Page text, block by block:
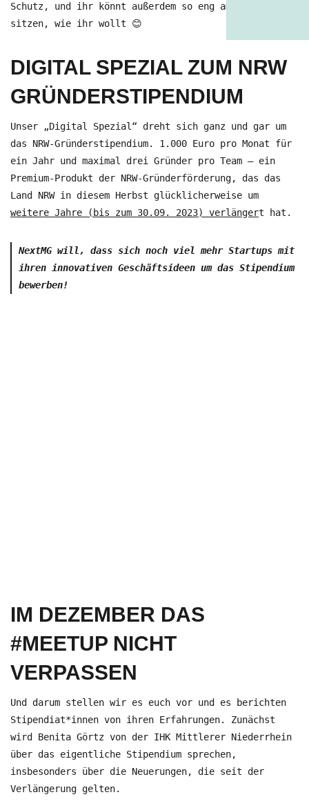
Schutz, und ihr könnt außerdem so eng am Bildschirm
sitzen, wie ihr wollt 😊
DIGITAL SPEZIAL ZUM NRW
GRÜNDERSTIPENDIUM
Unser „Digital Spezial“ dreht sich ganz und gar um
das NRW-Gründerstipendium. 1.000 Euro pro Monat für
ein Jahr und maximal drei Gründer pro Team – ein
Premium-Produkt der NRW-Gründerförderung, das das
Land NRW in diesem Herbst glücklicherweise um
weitere Jahre (bis zum 30.09. 2023) verlängert hat.
NextMG will, dass sich noch viel mehr Startups mit
ihren innovativen Geschäftsideen um das Stipendium
bewerben!
IM DEZEMBER DAS
#MEETUP NICHT
VERPASSEN
Und darum stellen wir es euch vor und es berichten
Stipendiat*innen von ihren Erfahrungen. Zunächst
wird Benita Görtz von der IHK Mittlerer Niederrhein
über das eigentliche Stipendium sprechen,
insbesonders über die Neuerungen, die seit der
Verlängerung gelten.